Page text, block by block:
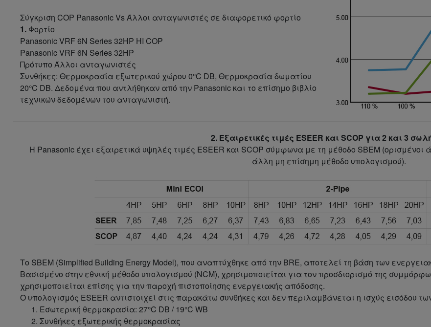
Σύγκριση COP Panasonic Vs Άλλοι ανταγωνιστές σε διαφορετικό φορτίο
1. Φορτίο
Panasonic VRF 6N Series 32HP HI COP
Panasonic VRF 6N Series 32HP
Πρότυπο Άλλοι ανταγωνιστές
Συνθήκες: Θερμοκρασία εξωτερικού χώρου 0°C DB, Θερμοκρασία δωματίου
20°C DB. Δεδομένα που αντλήθηκαν από την Panasonic και το επίσημο βιβλίο
τεχνικών δεδομένων του ανταγωνιστή.
2. Εξαιρετικές τιμές ESEER και SCOP για 2 και 3
Η Panasonic έχει εξαιρετικά υψηλές τιμές ESEER και SCOP σύμφωνα με τη μέθοδο SBEM
άλλη μη επίσημη μέθοδο υπολογισμού).
Το SBEM (Simplified Building Energy Model), που αναπτύχθηκε από την BRE, αποτελεί τη βάση των
Βασισμένο στην εθνική μέθοδο υπολογισμού (NCM), χρησιμοποιείται για τον προσδιορισμό της
χρησιμοποιείται επίσης για την παροχή πιστοποίησης ενεργειακής απόδοσης.
Ο υπολογισμός ESEER αντιστοιχεί στις παρακάτω συνθήκες και δεν περιλαμβάνεται η ισχύς εισόδου
Εσωτερική θερμοκρασία: 27°C DB / 19°C WB
Συνθήκες εξωτερικής θερμοκρασίας